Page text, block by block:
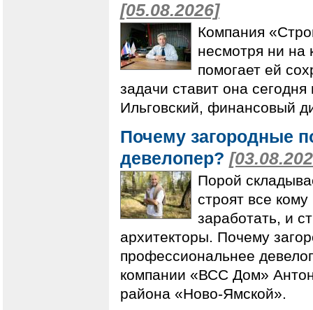
[05.08.2026]
Компания
несмотря ни на
помогает ей
задачи ставит она
Ильговский, финансовый
Почему загородные
девелопер?
Порой
строят все
заработать, и
архитекторы. Почему
профессиональнее
компании «ВСС Дом»
района «Ново-Ямской».